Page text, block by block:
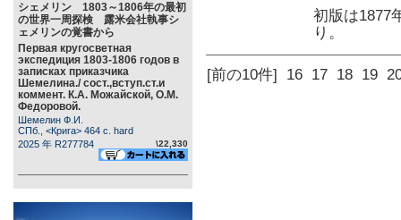
シェメリン 1803～1806年の最初
の世界一周探検 露米会社執事シ
ェメリンの覚書から
Первая кругосветная
экспедиция 1803-1806 годов в
записках приказчика
Шемелина./ сост.,вступ.ст.и
коммент. К.А. Можайской, О.М.
Федоровой.
Шемелин Ф.И.
СПб., <Крига> 464 c. hard
2025 年 R277784
\22,330
初版は1877
り。
[前の10件] 16 17 18 19